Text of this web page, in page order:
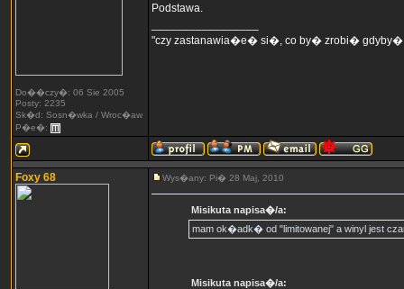
Do��czy�: 06 Sie 2005
Posty: 2235
Sk�d: Sosn�wka / Wroc�aw
P�e�:
Podstawa.
"czy zastanawia�e� si�, co by� zrobi�
Foxy 68 Wys�any: Pi� 28 Maj, 2010
Misikuta napisa�/a:
mam ok�adk� od "limitowanej" a winyl jest
Misikuta napisa�/a: